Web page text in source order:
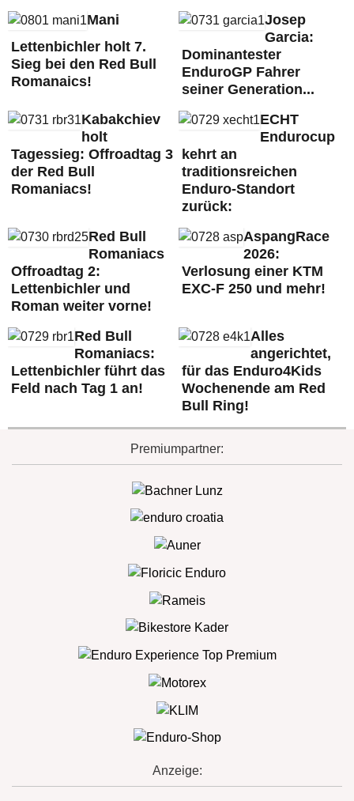
Mani
Lettenbichler holt 7.
Sieg bei den Red Bull
Romanaics!
Josep
Garcia:
Dominantester
EnduroGP Fahrer
seiner Generation...
Kabakchiev
holt
Tagessieg: Offroadtag 3
der Red Bull
Romaniacs!
ECHT
Endurocup
kehrt an
traditionsreichen
Enduro-Standort
zurück:
Red Bull
Romaniacs
Offroadtag 2:
Lettenbichler und
Roman weiter vorne!
AspangRace
2026:
Verlosung einer KTM
EXC-F 250 und mehr!
Red Bull
Romaniacs:
Lettenbichler führt das
Feld nach Tag 1 an!
Alles
angerichtet,
für das Enduro4Kids
Wochenende am Red
Bull Ring!
Premiumpartner:
Anzeige: